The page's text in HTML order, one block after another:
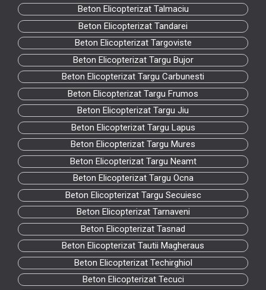
Beton Elicopterizat Talmaciu
Beton Elicopterizat Tandarei
Beton Elicopterizat Targoviste
Beton Elicopterizat Targu Bujor
Beton Elicopterizat Targu Carbunesti
Beton Elicopterizat Targu Frumos
Beton Elicopterizat Targu Jiu
Beton Elicopterizat Targu Lapus
Beton Elicopterizat Targu Mures
Beton Elicopterizat Targu Neamt
Beton Elicopterizat Targu Ocna
Beton Elicopterizat Targu Secuiesc
Beton Elicopterizat Tarnaveni
Beton Elicopterizat Tasnad
Beton Elicopterizat Tautii Magheraus
Beton Elicopterizat Techirghiol
Beton Elicopterizat Tecuci